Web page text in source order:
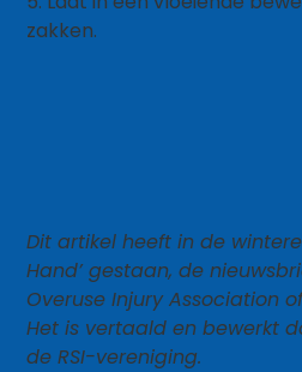
zakken.
Dit artikel heeft in de
Hand’ gestaan, de
Overuse Injury Association
Het is vertaald en bewerkt
de RSI-vereniging.